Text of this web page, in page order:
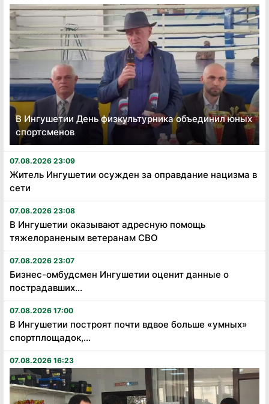
В Ингушетии День физкультурника объединил юных
спортсменов
07.08.2026 23:09
Житель Ингушетии осужден за оправдание нацизма в
сети
07.08.2026 23:08
В Ингушетии оказывают адресную помощь
тяжелораненым ветеранам СВО
07.08.2026 23:07
Бизнес-омбудсмен Ингушетии оценит данные о
пострадавших...
07.08.2026 17:00
В Ингушетии построят почти вдвое больше «умных»
спортплощадок,...
07.08.2026 16:23